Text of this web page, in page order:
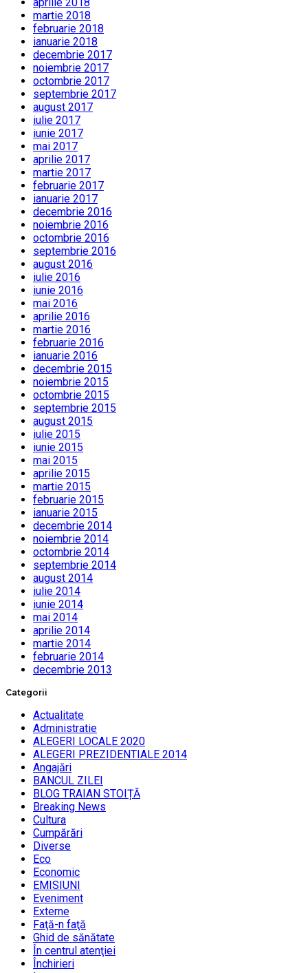
martie 2018
februarie 2018
ianuarie 2018
decembrie 2017
noiembrie 2017
octombrie 2017
septembrie 2017
august 2017
iulie 2017
iunie 2017
mai 2017
aprilie 2017
martie 2017
februarie 2017
ianuarie 2017
decembrie 2016
noiembrie 2016
octombrie 2016
septembrie 2016
august 2016
iulie 2016
iunie 2016
mai 2016
aprilie 2016
martie 2016
februarie 2016
ianuarie 2016
decembrie 2015
noiembrie 2015
octombrie 2015
septembrie 2015
august 2015
iulie 2015
iunie 2015
mai 2015
aprilie 2015
martie 2015
februarie 2015
ianuarie 2015
decembrie 2014
noiembrie 2014
octombrie 2014
septembrie 2014
august 2014
iulie 2014
iunie 2014
mai 2014
aprilie 2014
martie 2014
februarie 2014
decembrie 2013
Categorii
Actualitate
Administratie
ALEGERI LOCALE 2020
ALEGERI PREZIDENTIALE 2014
Angajări
BANCUL ZILEI
BLOG TRAIAN STOIȚĂ
Breaking News
Cultura
Cumpărări
Diverse
Eco
Economic
EMISIUNI
Eveniment
Externe
Faţă-n faţă
Ghid de sănătate
În centrul atenţiei
Închirieri